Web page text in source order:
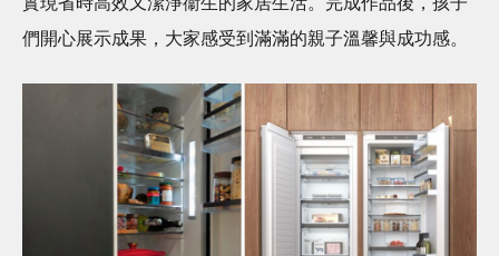
們開心展示成果，大家感受到滿滿的親子溫馨與成功感。